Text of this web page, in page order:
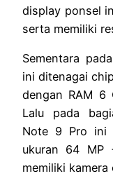
display ponsel
serta memiliki
Sementara
ini ditenagai
dengan RAM 6
Lalu pada
Note 9 Pro ini
ukuran 64
memiliki kamera